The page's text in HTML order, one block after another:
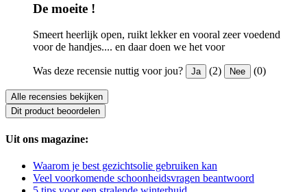
De moeite !
Smeert heerlijk open, ruikt lekker en vooral zeer voedend
voor de handjes.... en daar doen we het voor
Was deze recensie nuttig voor jou? Ja (2) Nee (0)
Alle recensies bekijken
Dit product beoordelen
Uit ons magazine:
Waarom je best gezichtsolie gebruiken kan
Veel voorkomende schoonheidsvragen beantwoord